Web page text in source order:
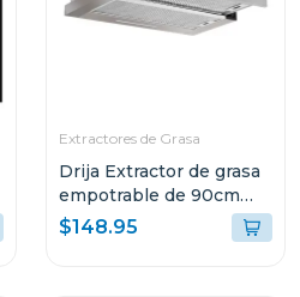
Extractores de Grasa
Drija Extractor de grasa
empotrable de 90cm
con filtro de acero
aluminio y de carbón
$148.95